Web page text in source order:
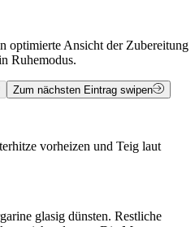
optimierte Ansicht der Zubereitung
Ruhemodus.
Zum nächsten Eintrag swipen
vorheizen und Teig laut
glasig dünsten. Restliche